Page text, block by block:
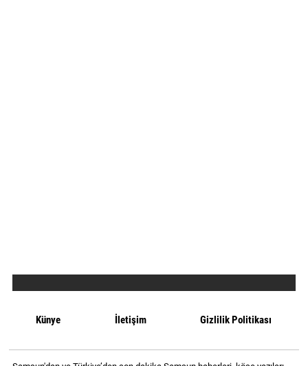
Künye İletişim Gizlilik Politikası